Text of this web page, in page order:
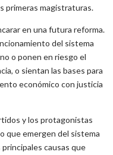
primeras magistraturas.
en una futura reforma.
del sistema
o ponen en ries­go el
o sientan las bases para
económico con justicia
y los protagonis­tas
que emergen del sis­tema
causas que